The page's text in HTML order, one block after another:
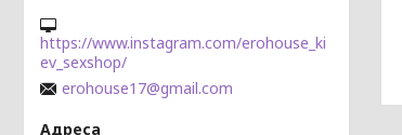
https://www.instagram.com/erohouse_ki
ev_sexshop/
erohouse17@gmail.com